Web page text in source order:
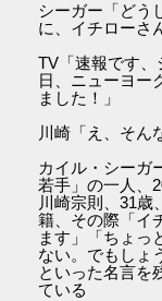
シーガー「どう
に、イチローさ
TV「速報です
日、ニューヨー
ました！」
川崎「え、そ
カイル・シーガ
若手」の一人、
川崎宗則、31歳
籍、その際「イ
ます」「ちょっ
ない。でもしょ
といった名言を
ている